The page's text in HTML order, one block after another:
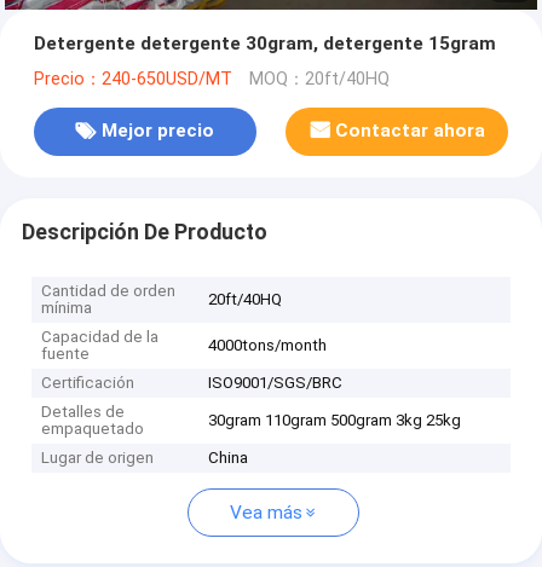
Detergente detergente 30gram, detergente 15gram
Precio：240-650USD/MT MOQ：20ft/40HQ
Mejor precio Contactar ahora
Descripción De Producto
Cantidad de orden
mínima
20ft/40HQ
Capacidad de la
fuente
4000tons/month
Certificación
ISO9001/SGS/BRC
Detalles de
empaquetado
30gram 110gram 500gram 3kg 25kg
Lugar de origen China
Vea más